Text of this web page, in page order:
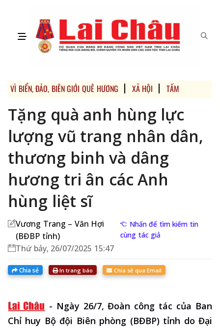
VÌ BIỂN, ĐẢO, BIÊN GIỚI QUÊ HƯƠNG XÃ HỘI TẤM LÒNG VÀNG
Tặng quà anh hùng lực
lượng vũ trang nhân dân,
thương binh và dâng
hương tri ân các Anh
hùng liệt sĩ
Vương Trang – Văn Hợi
(BĐBP tỉnh)
Nhấn để tìm kiếm tin
cùng tác giả
Thứ bảy, 26/07/2025 15:47
Chia sẻ In trang báo Chia sẻ qua Email
- Ngày 26/7, Đoàn công tác của Ban
Chỉ huy Bộ đội Biên phòng (BĐBP) tỉnh do Đại